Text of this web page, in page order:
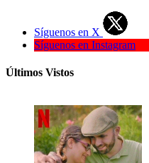
Síguenos en X
Síguenos en Instagram
Últimos Vistos